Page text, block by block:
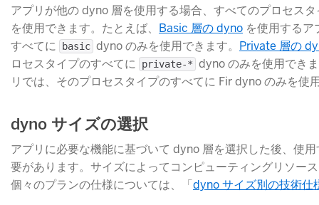
アプリが他の dyno 層を使用する場合、すべてのプロセス
を使用できます。たとえば、 Basic 層の dyno を使用する
すべてに
basic ​ dyno のみを使用できます。 Private 層の
ロセスタイプのすべてに
private-*
dyno のみを使用でき
リでは、そのプロセスタイプのすべてに Fir dyno のみを使
dyno サイズの選択
アプリに必要な機能に基づいて dyno 層を選択した後、使
要があります。サイズによってコンピューティングリソー
個々のプランの仕様については、「dyno サイズ別の技術仕